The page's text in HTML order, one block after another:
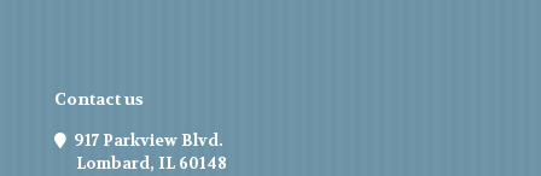
Contact us
917 Parkview Blvd.
Lombard, IL 60148